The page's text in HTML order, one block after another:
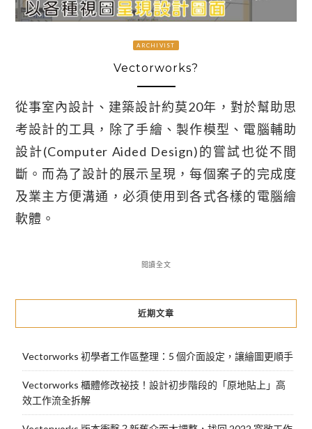
ARCHIVIST
Vectorworks?
從事室內設計、建築設計約莫20年，對於幫助思
考設計的工具，除了手繪、製作模型、電腦輔助
設計(Computer Aided Design)的嘗試也從不間
斷。而為了設計的展示呈現，每個案子的完成度
及業主方便溝通，必須使用到各式各樣的電腦繪
軟體。
閱讀全文
近期文章
Vectorworks 初學者工作區整理：5 個介面設定，讓繪圖更順手
Vectorworks 櫃體修改祕技！設計初步階段的「原地貼上」高
效工作流全拆解